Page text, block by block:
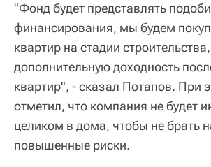
"Фонд будет представлять
финансирования, мы будем
квартир на стадии
дополнительную доходность
квартир", - сказал Потапов. При
отметил, что компания не будет
целиком в дома, чтобы не брать
повышенные риски.